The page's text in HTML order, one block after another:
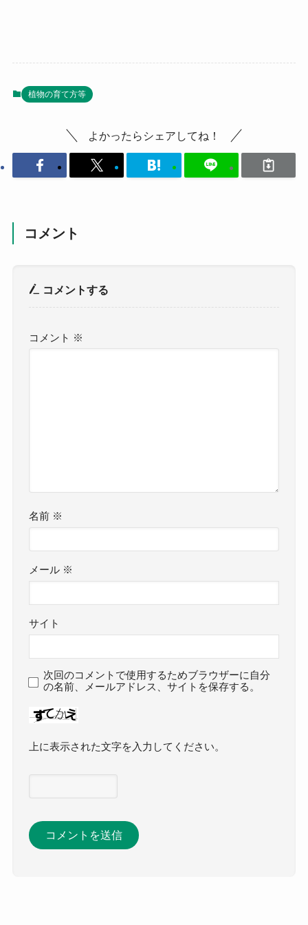
植物の育て方等
よかったらシェアしてね！
コメント
コメントする
コメント ※
名前 ※
メール ※
サイト
次回のコメントで使用するためブラウザーに自分
の名前、メールアドレス、サイトを保存する。
上に表示された文字を入力してください。